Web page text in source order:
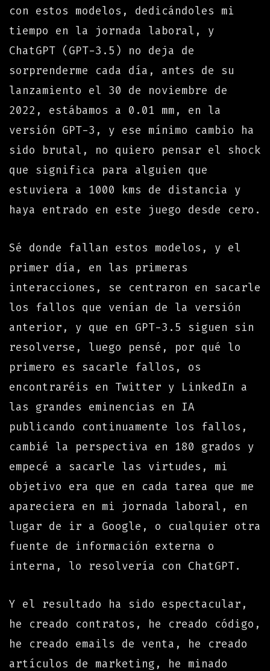
con estos modelos, dedicándoles mi
tiempo en la jornada laboral, y
ChatGPT (GPT-3.5) no deja de
sorprenderme cada día, antes de su
lanzamiento el 30 de noviembre de
2022, estábamos a 0.01 mm, en la
versión GPT-3, y ese mínimo cambio ha
sido brutal, no quiero pensar el shock
que significa para alguien que
estuviera a 1000 kms de distancia y
haya entrado en este juego desde cero.
Sé donde fallan estos modelos, y el
primer día, en las primeras
interacciones, se centraron en sacarle
los fallos que venían de la versión
anterior, y que en GPT-3.5 siguen sin
resolverse, luego pensé, por qué lo
primero es sacarle fallos, os
encontraréis en Twitter y LinkedIn a
las grandes eminencias en IA
publicando continuamente los fallos,
cambié la perspectiva en 180 grados y
empecé a sacarle las virtudes, mi
objetivo era que en cada tarea que me
apareciera en mi jornada laboral, en
lugar de ir a Google, o cualquier otra
fuente de información externa o
interna, lo resolvería con ChatGPT.
Y el resultado ha sido espectacular,
he creado contratos, he creado código,
he creado emails de venta, he creado
artículos de marketing, he minado